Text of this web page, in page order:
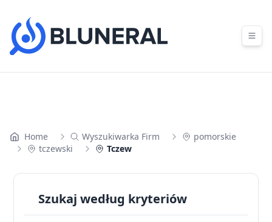
Home Wyszukiwarka Firm
pomorskie
tczewski
Tczew
Szukaj według kryteriów